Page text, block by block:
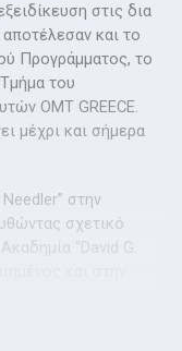
στις δια
και το
Προγράμματος, το
του
OMT GREECE.
μέχρι και σήμερα
στην
σχετικό
“David G.